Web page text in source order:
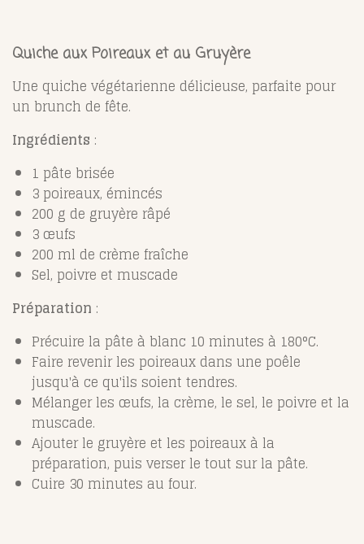
Quiche aux Poireaux et au Gruyère
Une quiche végétarienne délicieuse, parfaite pour
un brunch de fête.
Ingrédients :
1 pâte brisée
3 poireaux, émincés
200 g de gruyère râpé
3 œufs
200 ml de crème fraîche
Sel, poivre et muscade
Préparation :
Précuire la pâte à blanc 10 minutes à 180°C.
Faire revenir les poireaux dans une poêle
jusqu'à ce qu'ils soient tendres.
Mélanger les œufs, la crème, le sel, le poivre et la
muscade.
Ajouter le gruyère et les poireaux à la
préparation, puis verser le tout sur la pâte.
Cuire 30 minutes au four.